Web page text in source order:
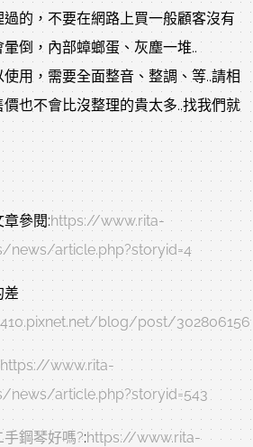
的，不要在網路上買一般顧客沒有
倒，內部蟑螂蛋、灰塵一堆..
用，需要全面整音、整調、等..請相
也不會比沒整理的貴太多..找我們就
章參閱:https://www.rita-
article.php?storyid=4
差
blog/post/302806156
https://www.rita-
article.php?storyid=543
鋼琴好嗎?:https://www.rita-